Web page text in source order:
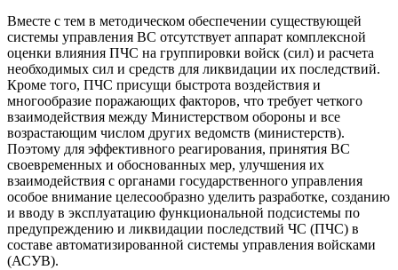
Вместе с тем в методическом обеспечении существующей
системы управления ВС отсутствует аппарат комплексной
оценки влияния ПЧС на группировки войск (сил) и расчета
необходимых сил и средств для ликвидации их последствий.
Кроме того, ПЧС присущи быстрота воздействия и
многообразие поражающих факторов, что требует четкого
взаимодействия между Министерством обороны и все
возрастающим числом других ведомств (министерств).
Поэтому для эффективного реагирования, принятия ВС
своевременных и обоснованных мер, улучшения их
взаимодействия с органами государственного управления
особое внимание целесообразно уделить разработке, созданию
и вводу в эксплуатацию функциональной подсистемы по
предупреждению и ликвидации последствий ЧС (ПЧС) в
составе автоматизированной системы управления войсками
(АСУВ).